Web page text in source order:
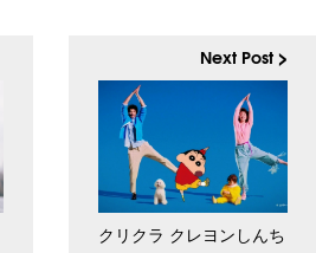
Next Post >
クリクラ クレヨンしんち